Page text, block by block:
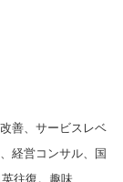
善、サービスレベ
経営コンサル、国
往復。趣味